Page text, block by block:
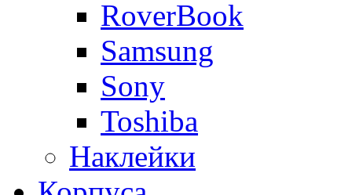
RoverBook
Samsung
Sony
Toshiba
Наклейки